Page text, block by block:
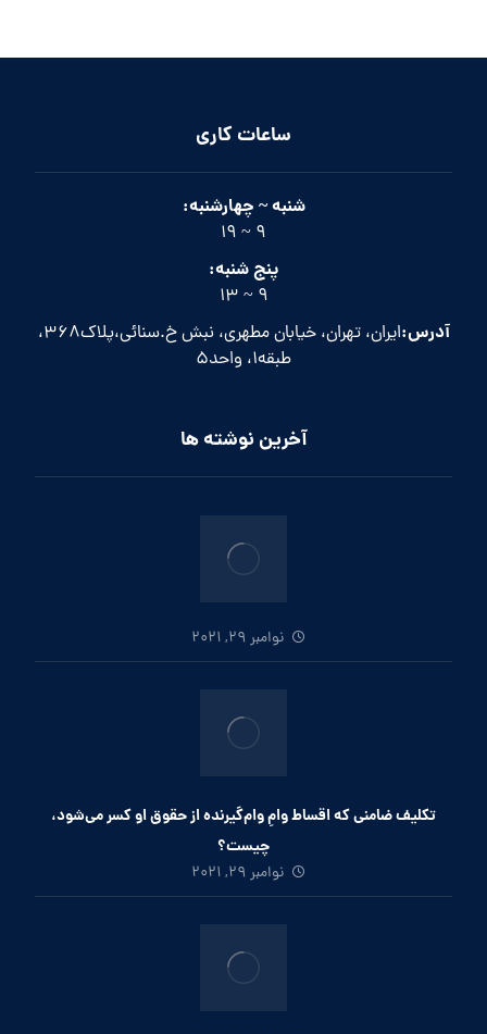
ساعات کاری
شنبه ~ چهارشنبه:
9 ~ 19
پنج شنبه:
9 ~ 13
آدرس:
ایران، تهران، خیابان مطهری، نبش خ.سنائی،پلاک368،
طبقه1، واحد5
آخرین نوشته ها
نوامبر 29, 2021
تکلیف ضامنی که اقساط وامِ وام‌گیرنده از حقوق او کسر می‌شود،
چیست؟
نوامبر 29, 2021